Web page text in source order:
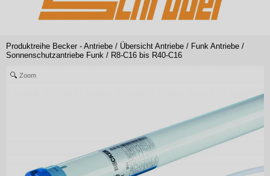
Produktreihe Becker - Antriebe / Übersicht Antriebe / Funk Antriebe /
Sonnenschutzantriebe Funk / R8-C16 bis R40-C16
Zoom